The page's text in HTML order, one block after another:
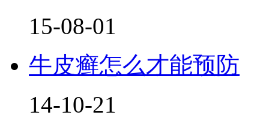
15-08-01
牛皮癣怎么才能预防
14-10-21